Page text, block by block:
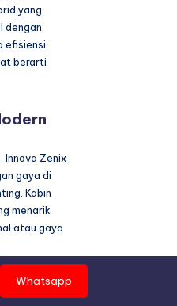
yang
dengan
efisiensi
berarti
Innova Zenix
gaya di
Kabin
menarik
atau gaya
Whatsapp